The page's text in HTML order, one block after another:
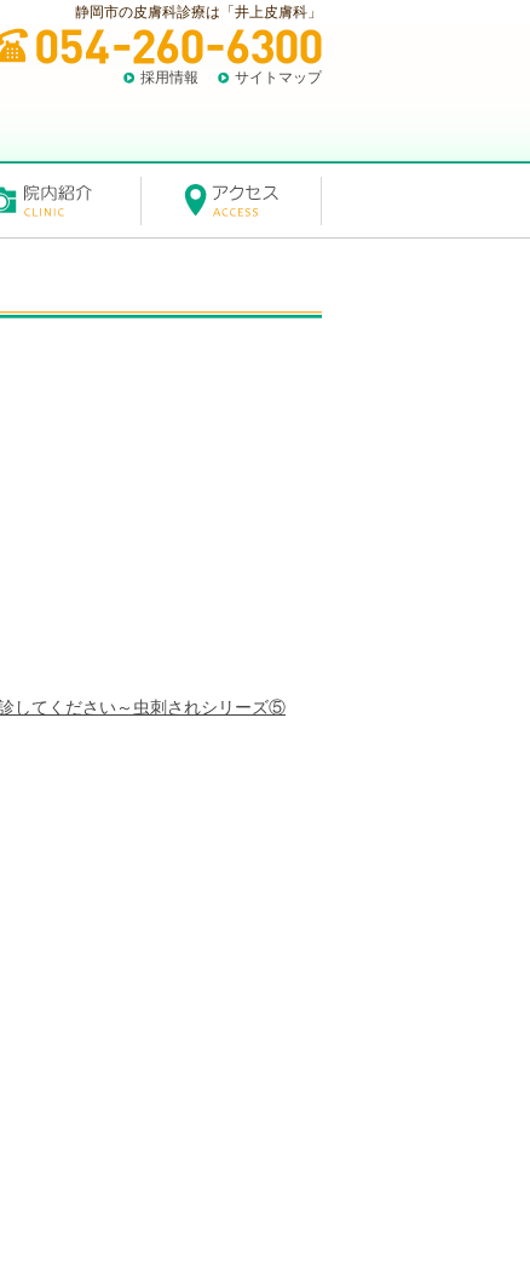
静岡市の皮膚科診療は「井上皮膚科」
採用情報 サイトマップ
してください～虫刺されシリーズ⑤